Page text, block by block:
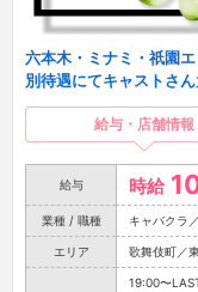
六本木・ミナミ・祇園
別待遇にてキャストさん
給与・店舗情報
給与 時給
業種 / 職種 キャバクラ
エリア 歌舞伎町／
19:00〜